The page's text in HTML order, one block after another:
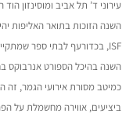
עירוני ד’ תל אביב ומוסינזון
השנה הזוכות בתואר האליפות
כמיטב מסורת אירועי הגמר, זה
ביציעים, אווירה מחשמלת על